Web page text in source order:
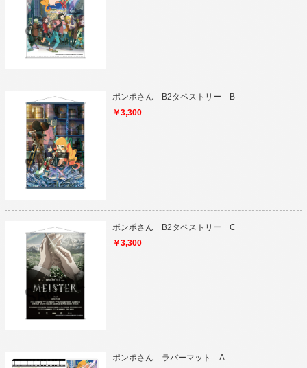
ポンポさん B2タペストリー B
￥3,300
ポンポさん B2タペストリー C
￥3,300
ポンポさん ラバーマット A